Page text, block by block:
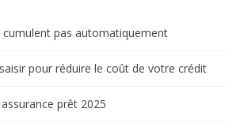
cumulent pas automatiquement
pour réduire le coût de votre crédit
prêt 2025